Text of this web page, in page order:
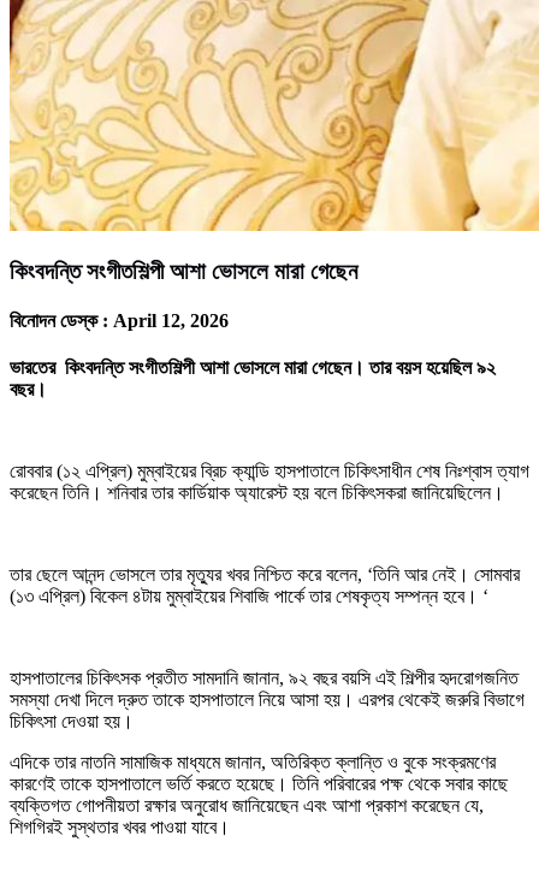
কিংবদন্তি সংগীতশিল্পী আশা ভোসলে মারা গেছেন
বিনোদন ডেস্ক : April 12, 2026
ভারতের কিংবদন্তি সংগীতশিল্পী আশা ভোসলে মারা গেছেন। তার বয়স হয়েছিল ৯২
বছর।
রোববার (১২ এপ্রিল) মুম্বাইয়ের ব্রিচ ক্যান্ডি হাসপাতালে চিকিৎসাধীন শেষ নিঃশ্বাস ত্যাগ
করেছেন তিনি। শনিবার তার কার্ডিয়াক অ্যারেস্ট হয় বলে চিকিৎসকরা জানিয়েছিলেন।
তার ছেলে আনন্দ ভোসলে তার মৃত্যুর খবর নিশ্চিত করে বলেন, ‘তিনি আর নেই। সোমবার
(১৩ এপ্রিল) বিকেল ৪টায় মুম্বাইয়ের শিবাজি পার্কে তার শেষকৃত্য সম্পন্ন হবে। ‘
হাসপাতালের চিকিৎসক প্রতীত সামদানি জানান, ৯২ বছর বয়সি এই শিল্পীর হৃদরোগজনিত
সমস্যা দেখা দিলে দ্রুত তাকে হাসপাতালে নিয়ে আসা হয়। এরপর থেকেই জরুরি বিভাগে
চিকিৎসা দেওয়া হয়।
এদিকে তার নাতনি সামাজিক মাধ্যমে জানান, অতিরিক্ত ক্লান্তি ও বুকে সংক্রমণের
কারণেই তাকে হাসপাতালে ভর্তি করতে হয়েছে। তিনি পরিবারের পক্ষ থেকে সবার কাছে
ব্যক্তিগত গোপনীয়তা রক্ষার অনুরোধ জানিয়েছেন এবং আশা প্রকাশ করেছেন যে,
শিগগিরই সুস্থতার খবর পাওয়া যাবে।